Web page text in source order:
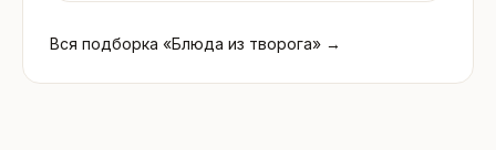
Вся подборка «Блюда из творога» →